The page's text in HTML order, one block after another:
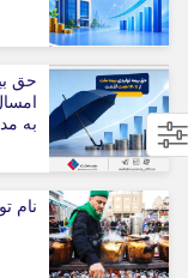
حق
به
نام تو